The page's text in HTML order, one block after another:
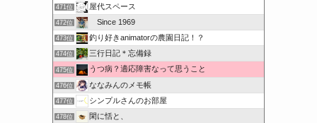
471位 屋代スペース
472位 Since 1969
473位 釣り好きanimatorの農園日記！？
474位 三行日記＊忘備録
475位 うつ病？適応障害なって思うこと
476位 ななみんのメモ帳
477位 シンプルさんのお部屋
478位 閑に恬と、